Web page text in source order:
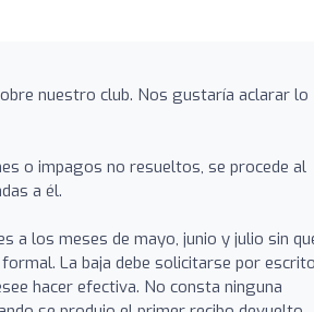
nuestro club. Nos gustaría aclarar lo
o impagos no resueltos, se procede al
a él.
a los meses de mayo, junio y julio sin
La baja debe solicitarse por
hacer efectiva. No consta ninguna